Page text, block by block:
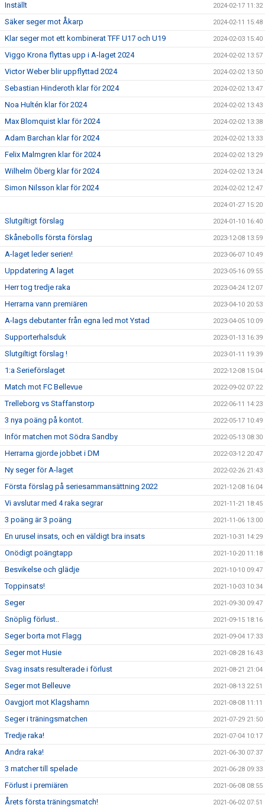
Inställt 2024-02-17 11:32
Säker seger mot Åkarp 2024-02-11 15:48
Klar seger mot ett kombinerat TFF U17 och U19 2024-02-03 15:40
Viggo Krona flyttas upp i A-laget 2024 2024-02-02 13:57
Victor Weber blir uppflyttad 2024 2024-02-02 13:50
Sebastian Hinderoth klar för 2024 2024-02-02 13:47
Noa Hultén klar för 2024 2024-02-02 13:43
Max Blomquist klar för 2024 2024-02-02 13:38
Adam Barchan klar för 2024 2024-02-02 13:33
Felix Malmgren klar för 2024 2024-02-02 13:29
Wilhelm Öberg klar för 2024 2024-02-02 13:24
Simon Nilsson klar för 2024 2024-02-02 12:47
2024-01-27 15:20
Slutgiltigt förslag 2024-01-10 16:40
Skånebolls första förslag 2023-12-08 13:59
A-laget leder serien! 2023-06-07 10:49
Uppdatering A laget 2023-05-16 09:55
Herr tog tredje raka 2023-04-24 12:07
Herrarna vann premiären 2023-04-10 20:53
A-lags debutanter från egna led mot Ystad 2023-04-05 10:09
Supporterhalsduk 2023-01-13 16:39
Slutgiltigt förslag ! 2023-01-11 19:39
1:a Serieförslaget 2022-12-08 15:04
Match mot FC Bellevue 2022-09-02 07:22
Trelleborg vs Staffanstorp 2022-06-11 14:23
3 nya poäng på kontot. 2022-05-17 10:49
Inför matchen mot Södra Sandby 2022-05-13 08:30
Herrarna gjorde jobbet i DM 2022-03-12 20:47
Ny seger för A-laget 2022-02-26 21:43
Första förslag på seriesammansättning 2022 2021-12-08 16:04
Vi avslutar med 4 raka segrar 2021-11-21 18:45
3 poäng är 3 poäng 2021-11-06 13:00
En urusel insats, och en väldigt bra insats 2021-10-31 14:29
Onödigt poängtapp 2021-10-20 11:18
Besvikelse och glädje 2021-10-10 09:47
Toppinsats! 2021-10-03 10:34
Seger 2021-09-30 09:47
Snöplig förlust.. 2021-09-15 18:16
Seger borta mot Flagg 2021-09-04 17:33
Seger mot Husie 2021-08-28 16:43
Svag insats resulterade i förlust 2021-08-21 21:04
Seger mot Belleuve 2021-08-13 22:51
Oavgjort mot Klagshamn 2021-08-08 11:11
Seger i träningsmatchen 2021-07-29 21:50
Tredje raka! 2021-07-04 10:17
Andra raka! 2021-06-30 07:37
3 matcher till spelade 2021-06-28 09:33
Förlust i premiären 2021-06-08 08:55
Årets första träningsmatch! 2021-06-02 07:51